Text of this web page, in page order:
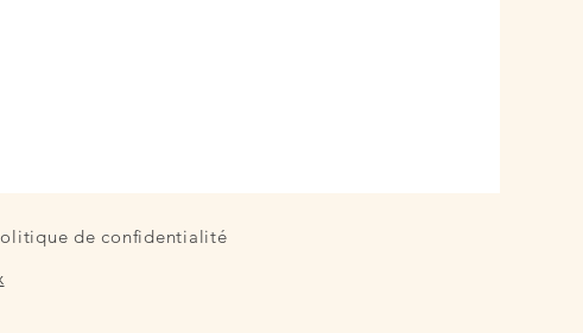
de confidentialité